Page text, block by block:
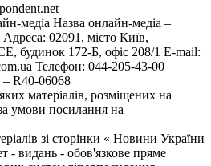
медіа Назва онлайн-медіа –
02091, місто Київ,
172-Б, офіс 208/1 E-mail:
Телефон: 044-205-43-00
– R40-06068
матеріалів, розміщених на
умови посилання на
зі сторінки « Новини України
- видань - обов'язкове пряме